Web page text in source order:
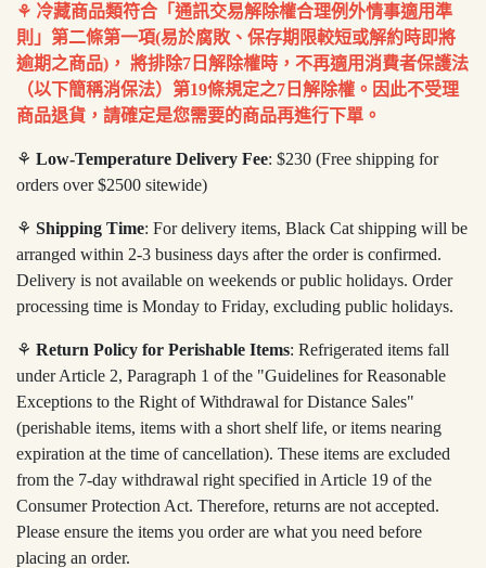
⚘ 冷藏商品類符合「通訊交易解除權合理例外情事適用準
則」第二條第一項(易於腐敗、保存期限較短或解約時即將
逾期之商品) ， 將排除7 日解除權時，不再適用消費者保護法
（以下簡稱消保法）第19條規定之7 日解除權。因此不受理
商品退貨，請確定是您需要的商品再進行下單。
⚘ Low-Temperature Delivery Fee: $230 (Free shipping for
orders over $2500 sitewide)
⚘ Shipping Time: For delivery items, Black Cat shipping will be
arranged within 2-3 business days after the order is confirmed.
Delivery is not available on weekends or public holidays. Order
processing time is Monday to Friday, excluding public holidays.
⚘ Return Policy for Perishable Items: Refrigerated items fall
under Article 2, Paragraph 1 of the "Guidelines for Reasonable
Exceptions to the Right of Withdrawal for Distance Sales"
(perishable items, items with a short shelf life, or items nearing
expiration at the time of cancellation). These items are excluded
from the 7-day withdrawal right specified in Article 19 of the
Consumer Protection Act. Therefore, returns are not accepted.
Please ensure the items you order are what you need before
placing an order.